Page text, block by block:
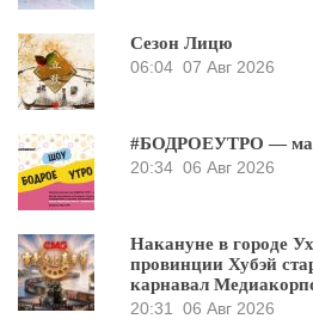
Сезон Лицю
06:04 07 Авг 2026
#БОДРОЕУТРО —
20:34 06 Авг 2026
Накануне в городе
провинции Хубэй
карнавал
20:31
06 Авг 2026